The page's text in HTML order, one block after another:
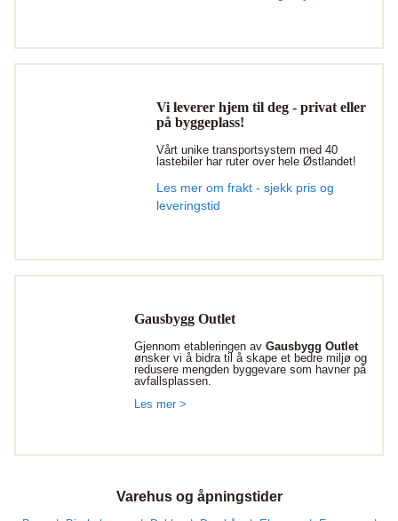
Vi leverer hjem til deg - privat eller
på byggeplass!
Vårt unike transportsystem med 40
lastebiler har ruter over hele Østlandet!
Les mer om frakt - sjekk pris og
leveringstid
Gausbygg Outlet
Gjennom etableringen avGausbygg Outlet
ønsker vi å bidra til å skape et bedre miljø og
redusere mengden byggevare som havner på
avfallsplassen.
Les mer >
Varehus og åpningstider